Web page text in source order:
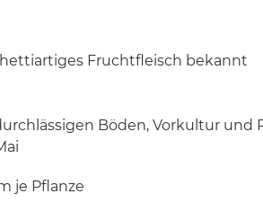
Fruchtfleisch bekannt
Böden, Vorkultur und
je Pflanze